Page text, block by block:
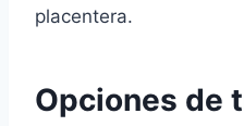
placentera.
Opciones de